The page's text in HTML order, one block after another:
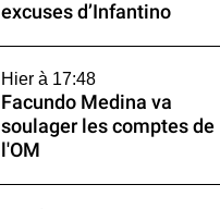
excuses d’Infantino
Hier à 17:48
Facundo Medina va
soulager les comptes de
l'OM